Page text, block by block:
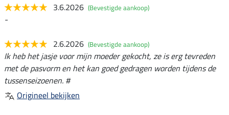
3.6.2026 (Bevestigde aankoop)
-
2.6.2026 (Bevestigde aankoop)
Ik heb het jasje voor mijn moeder gekocht, ze is erg tevreden
met de pasvorm en het kan goed gedragen worden tijdens de
tussenseizoenen. #
Origineel bekijken